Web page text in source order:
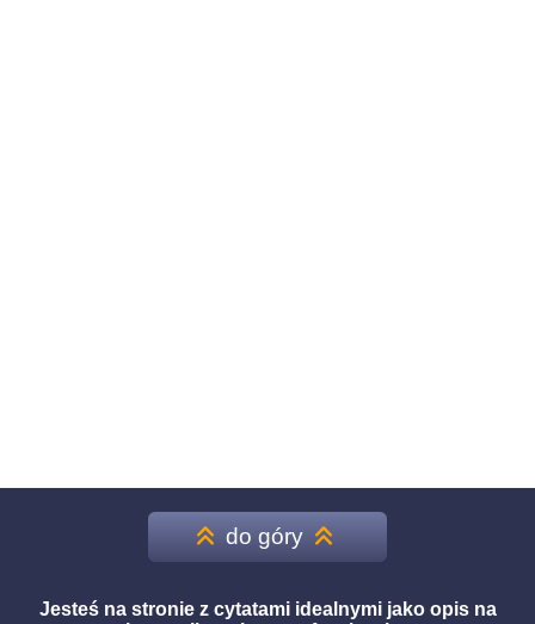
do góry
Jesteś na stronie z cytatami idealnymi jako opis na